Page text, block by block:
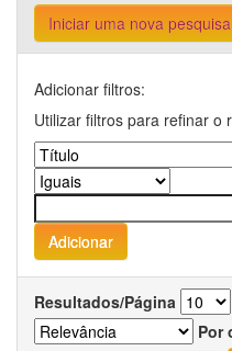
Iniciar uma nova pesquisa
Adicionar filtros:
Utilizar filtros para refinar o
Resultados/Página
Por